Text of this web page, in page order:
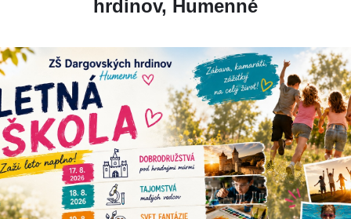
hrdinov, Humenné